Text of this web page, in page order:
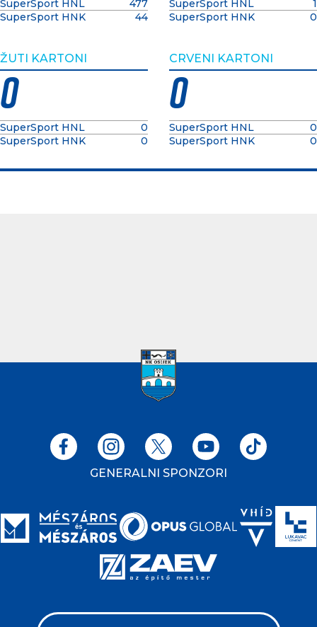
SuperSport HNL
477
SuperSport HNK
44
SuperSport HNL
1
SuperSport HNK
0
ŽUTI KARTONI
0
SuperSport HNL
0
SuperSport HNK
0
CRVENI KARTONI
0
SuperSport HNL
0
SuperSport HNK
0
GENERALNI SPONZORI